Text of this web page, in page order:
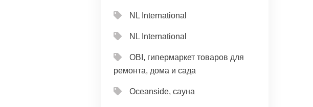
NL International
NL International
OBI, гипермаркет товаров для
ремонта, дома и сада
Oceanside, сауна